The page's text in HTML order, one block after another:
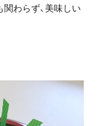
関わらず、美味しい